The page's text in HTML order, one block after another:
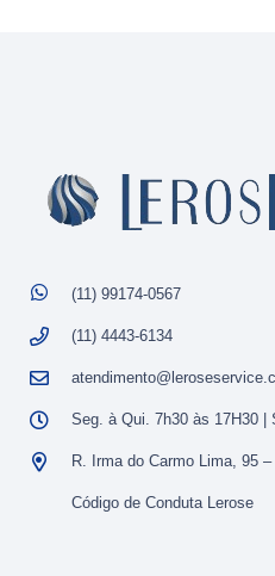
(11) 99174-0567
(11) 4443-6134
Seg. à Qui. 7h30 às 17H30 |
R. Irma do Carmo Lima, 95
Código de Conduta Lerose